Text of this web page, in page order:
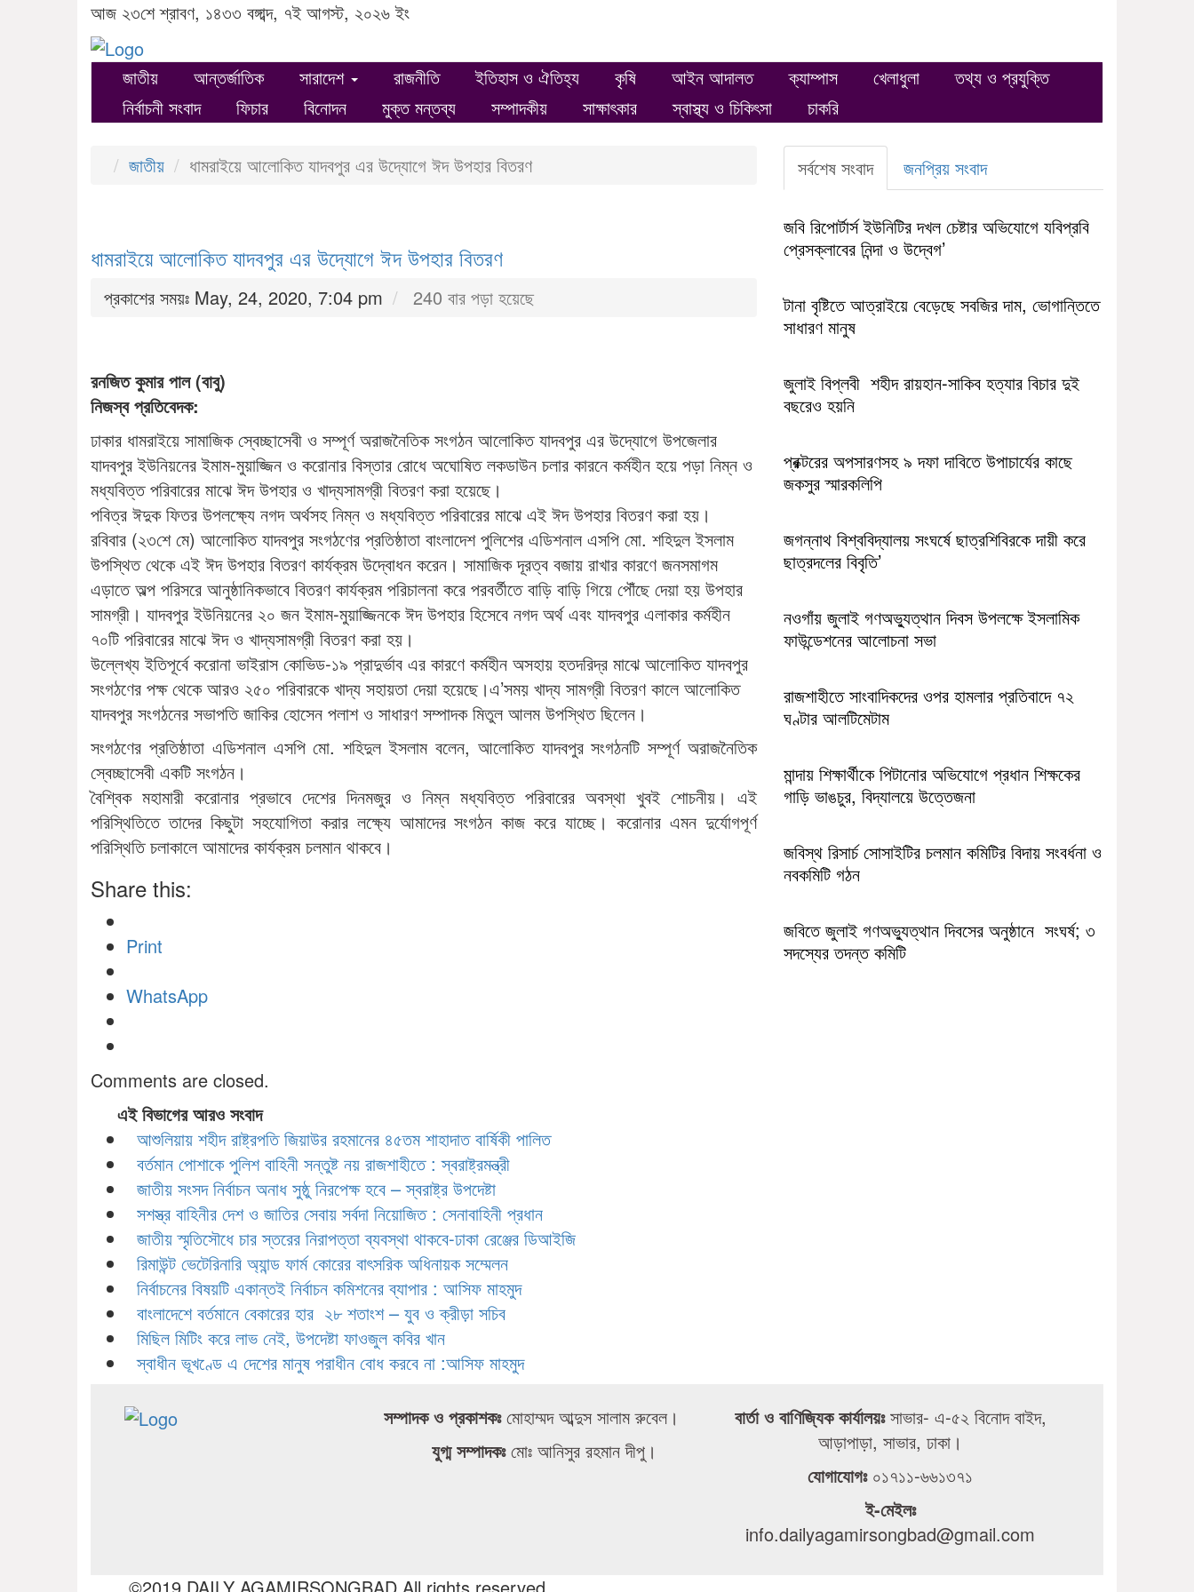
আজ ২৩শে শ্রাবণ, ১৪৩৩ বঙ্গাব্দ, ৭ই আগস্ট, ২০২৬ ইং
জাতীয় আন্তর্জাতিক সারাদেশ রাজনীতি ইতিহাস ও ঐতিহ্য কৃষি আইন আদালত ক্যাম্পাস খেলাধুলা
তথ্য ও প্রযুক্তি
নির্বাচনী সংবাদ
ফিচার বিনোদন মুক্ত মন্তব্য সম্পাদকীয় সাক্ষাৎকার স্বাস্থ্য ও চিকিৎসা চাকরি
জাতীয় ধামরাইয়ে আলোকিত যাদবপুর এর উদ্যোগে ঈদ উপহার বিতরণ
ধামরাইয়ে আলোকিত যাদবপুর এর উদ্যোগে ঈদ উপহার বিতরণ
প্রকাশের সময়ঃ May, 24, 2020, 7:04 pm 240 বার পড়া হয়েছে
রনজিত কুমার পাল (বাবু)
নিজস্ব প্রতিবেদক:
ঢাকার ধামরাইয়ে সামাজিক স্বেচ্ছাসেবী ও সম্পূর্ণ অরাজনৈতিক সংগঠন আলোকিত যাদবপুর এর উদ্যোগে উপজেলার
যাদবপুর ইউনিয়নের ইমাম-মুয়াজ্জিন ও করোনার বিস্তার রোধে অঘোষিত লকডাউন চলার কারনে কর্মহীন হয়ে পড়া নিম্ন ও
মধ্যবিত্ত পরিবারের মাঝে ঈদ উপহার ও খাদ্যসামগ্রী বিতরণ করা হয়েছে।
পবিত্র ঈদুক ফিতর উপলক্ষ্যে নগদ অর্থসহ নিম্ন ও মধ্যবিত্ত পরিবারের মাঝে এই ঈদ উপহার বিতরণ করা হয়।
রবিবার (২৩শে মে) আলোকিত যাদবপুর সংগঠণের প্রতিষ্ঠাতা বাংলাদেশ পুলিশের এডিশনাল এসপি মো. শহিদুল ইসলাম
উপস্থিত থেকে এই ঈদ উপহার বিতরণ কার্যক্রম উদ্বোধন করেন। সামাজিক দূরত্ব বজায় রাখার কারণে জনসমাগম
এড়াতে অল্প পরিসরে আনুষ্ঠানিকভাবে বিতরণ কার্যক্রম পরিচালনা করে পরবর্তীতে বাড়ি বাড়ি গিয়ে পৌঁছে দেয়া হয় উপহার
সামগ্রী। যাদবপুর ইউনিয়নের ২০ জন ইমাম-মুয়াজ্জিনকে ঈদ উপহার হিসেবে নগদ অর্থ এবং যাদবপুর এলাকার কর্মহীন
৭০টি পরিবারের মাঝে ঈদ ও খাদ্যসামগ্রী বিতরণ করা হয়।
উল্লেখ্য ইতিপূর্বে করোনা ভাইরাস কোভিড-১৯ প্রাদুর্ভাব এর কারণে কর্মহীন অসহায় হতদরিদ্র মাঝে আলোকিত যাদবপুর
সংগঠণের পক্ষ থেকে আরও ২৫০ পরিবারকে খাদ্য সহায়তা দেয়া হয়েছে।এ’সময় খাদ্য সামগ্রী বিতরণ কালে আলোকিত
যাদবপুর সংগঠনের সভাপতি জাকির হোসেন পলাশ ও সাধারণ সম্পাদক মিতুল আলম উপস্থিত ছিলেন।
সংগঠণের প্রতিষ্ঠাতা এডিশনাল এসপি মো. শহিদুল ইসলাম বলেন, আলোকিত যাদবপুর সংগঠনটি সম্পূর্ণ অরাজনৈতিক
স্বেচ্ছাসেবী একটি সংগঠন।
বৈশ্বিক মহামারী করোনার প্রভাবে দেশের দিনমজুর ও নিম্ন মধ্যবিত্ত পরিবারের অবস্থা খুবই শোচনীয়। এই
পরিস্থিতিতে তাদের কিছুটা সহযোগিতা করার লক্ষ্যে আমাদের সংগঠন কাজ করে যাচ্ছে। করোনার এমন দুর্যোগপূর্ণ
পরিস্থিতি চলাকালে আমাদের কার্যক্রম চলমান থাকবে।
Share this:
Print
WhatsApp
Comments are closed.
এই বিভাগের আরও সংবাদ
আশুলিয়ায় শহীদ রাষ্ট্রপতি জিয়াউর রহমানের ৪৫তম শাহাদাত বার্ষিকী পালিত
বর্তমান পোশাকে পুলিশ বাহিনী সন্তুষ্ট নয় রাজশাহীতে : স্বরাষ্ট্রমন্ত্রী
জাতীয় সংসদ নির্বাচন অনাধ সুষ্ঠু নিরপেক্ষ হবে – স্বরাষ্ট্র উপদেষ্টা
সশস্ত্র বাহিনীর দেশ ও জাতির সেবায় সর্বদা নিয়োজিত : সেনাবাহিনী প্রধান
জাতীয় স্মৃতিসৌধে চার স্তরের নিরাপত্তা ব্যবস্থা থাকবে-ঢাকা রেঞ্জের ডিআইজি
রিমাউন্ট ভেটেরিনারি অ্যান্ড ফার্ম কোরের বাৎসরিক অধিনায়ক সম্মেলন
নির্বাচনের বিষয়টি একান্তই নির্বাচন কমিশনের ব্যাপার : আসিফ মাহমুদ
বাংলাদেশে বর্তমানে বেকারের হার ২৮ শতাংশ – যুব ও ক্রীড়া সচিব
মিছিল মিটিং করে লাভ নেই, উপদেষ্টা ফাওজুল কবির খান
স্বাধীন ভূখণ্ডে এ দেশের মানুষ পরাধীন বোধ করবে না :আসিফ মাহমুদ
সর্বশেষ সংবাদ জনপ্রিয় সংবাদ
জবি রিপোর্টার্স ইউনিটির দখল চেষ্টার অভিযোগে যবিপ্রবি
প্রেসক্লাবের নিন্দা ও উদ্বেগ’
টানা বৃষ্টিতে আত্রাইয়ে বেড়েছে সবজির দাম, ভোগান্তিতে
সাধারণ মানুষ
জুলাই বিপ্লবী শহীদ রায়হান-সাকিব হত্যার বিচার দুই
বছরেও হয়নি
প্রক্টরের অপসারণসহ ৯ দফা দাবিতে উপাচার্যের কাছে
জকসুর স্মারকলিপি
জগন্নাথ বিশ্ববিদ্যালয় সংঘর্ষে ছাত্রশিবিরকে দায়ী করে
ছাত্রদলের বিবৃতি’
নওগাঁয় জুলাই গণঅভ্যুত্থান দিবস উপলক্ষে ইসলামিক
ফাউন্ডেশনের আলোচনা সভা
রাজশাহীতে সাংবাদিকদের ওপর হামলার প্রতিবাদে ৭২
ঘণ্টার আলটিমেটাম
মান্দায় শিক্ষার্থীকে পিটানোর অভিযোগে প্রধান শিক্ষকের
গাড়ি ভাঙচুর, বিদ্যালয়ে উত্তেজনা
জবিস্থ রিসার্চ সোসাইটির চলমান কমিটির বিদায় সংবর্ধনা ও
নবকমিটি গঠন
জবিতে জুলাই গণঅভ্যুত্থান দিবসের অনুষ্ঠানে সংঘর্ষ; ৩
সদস্যের তদন্ত কমিটি
সম্পাদক ও প্রকাশকঃমোহাম্মদ আব্দুস সালাম রুবেল।
যুগ্ম সম্পাদকঃমোঃ আনিসুর রহমান দীপু।
বার্তা ও বাণিজ্যিক কার্যালয়ঃসাভার- এ-৫২ বিনোদ বাইদ,
আড়াপাড়া, সাভার, ঢাকা।
যোগাযোগঃ০১৭১১-৬৬১৩৭১
ই-মেইলঃ
info.dailyagamirsongbad@gmail.com